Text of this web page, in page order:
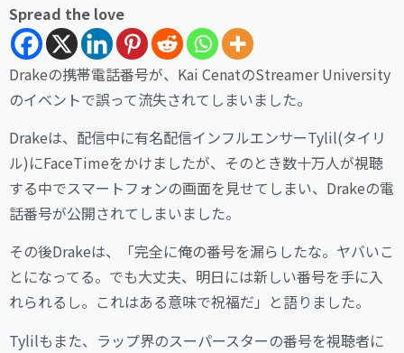
Spread the love
Drakeの携帯電話番号が、Kai CenatのStreamer University
のイベントで誤って流失されてしまいました。
Drakeは、配信中に有名配信インフルエンサーTylil(タイリ
ル)にFaceTimeをかけましたが、そのとき数十万人が視聴
する中でスマートフォンの画面を見せてしまい、Drakeの電
話番号が公開されてしまいました。
その後Drakeは、「完全に俺の番号を漏らしたな。ヤバいこ
とになってる。でも大丈夫、明日には新しい番号を手に入
れられるし。これはある意味で祝福だ」と語りました。
Tylilもまた、ラップ界のスーパースターの番号を視聴者に